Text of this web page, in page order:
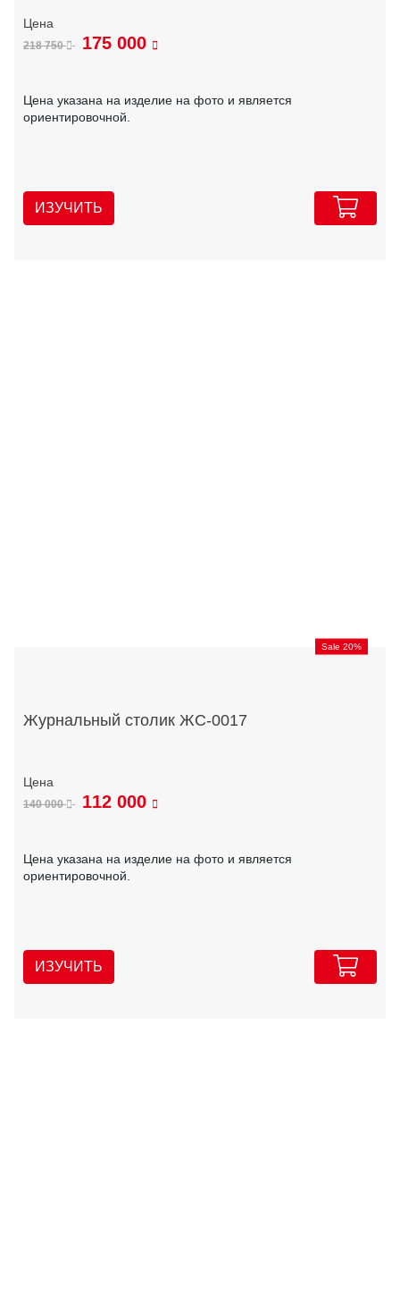
218 750 175 000
Цена указана на изделие на фото и является
ориентировочной.
ИЗУЧИТЬ
Sale 20%
Журнальный столик ЖС-0017
140 000 112 000
Цена указана на изделие на фото и является
ориентировочной.
ИЗУЧИТЬ